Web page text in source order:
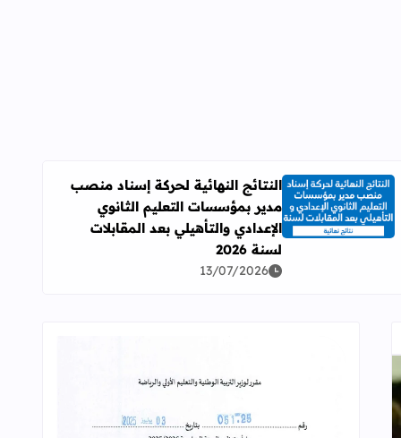
اقرأ المزيد عن النتائج النهائية لحركة إسناد منصب مدير بمؤسسات
النتائج النهائية لحركة إسناد منصب
مدير بمؤسسات التعليم الثانوي
الإعدادي والتأهيلي بعد المقابلات
لسنة 2026
13/07/2026
قراءة المزيد عن مقرر تنظيم السنة الدراسية